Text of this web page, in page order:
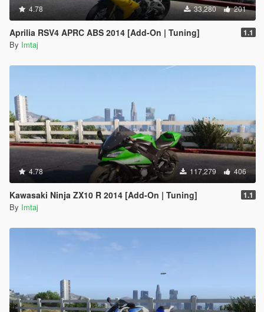
4.78 33,280 201
Aprilia RSV4 APRC ABS 2014 [Add-On | Tuning] 1.1
By Imtaj
4.78 117,279 406
Kawasaki Ninja ZX10 R 2014 [Add-On | Tuning] 1.1
By Imtaj